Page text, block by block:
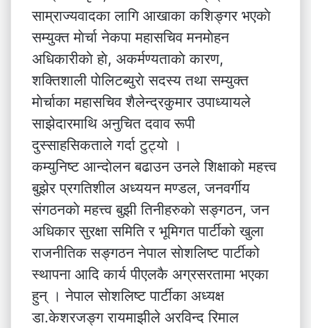
साम्राज्यवादका लागि आखाका कशिङ्गर भएकाे
सम्युक्त माेर्चा नेकपा महासचिव मनमाेहन
अधिकारीकाे हाे, अकर्मण्यताकाे कारण,
शक्तिशाली पाेलिटब्युराे सदस्य तथा सम्युक्त
माेर्चाका महासचिव शै‌लेन्द्रकुमार उपाध्यायले
साझेदारमाथि अनुचित दवाव रूपी
दुस्साहसिकताले गर्दा टुट्यो ।
कम्युनिष्ट आन्दाेलन बढाउन उनले शिक्षाकाे महत्त्व
बुझेर प्रगतिशील अध्ययन मण्डल, जनवर्गीय
संगठनकाे महत्त्व बुझी तिनीहरुकाे सङ्गठन, जन
अधिकार सुरक्षा समिति र भूमिगत पार्टीको खुला
राजनीतिक सङ्गठन नेपाल साेशलिष्ट पार्टीको
स्थापना आदि कार्य पीएलकै अग्रसरतामा भएका
हुन् । नेपाल साेशलिष्ट पार्टीका अध्यक्ष
डा.केशरजङ्ग रायमाझीले अरविन्द रिमाल